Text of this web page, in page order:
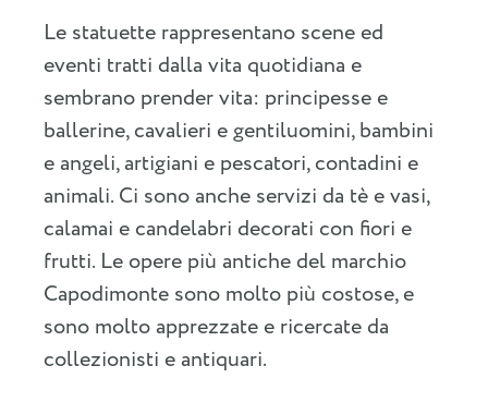
Le statuette rappresentano scene ed
eventi tratti dalla vita quotidiana e
sembrano prender vita: principesse e
ballerine, cavalieri e gentiluomini, bambini
e angeli, artigiani e pescatori, contadini e
animali. Ci sono anche servizi da tè e vasi,
calamai e candelabri decorati con fiori e
frutti. Le opere più antiche del marchio
Capodimonte sono molto più costose, e
sono molto apprezzate e ricercate da
collezionisti e antiquari.